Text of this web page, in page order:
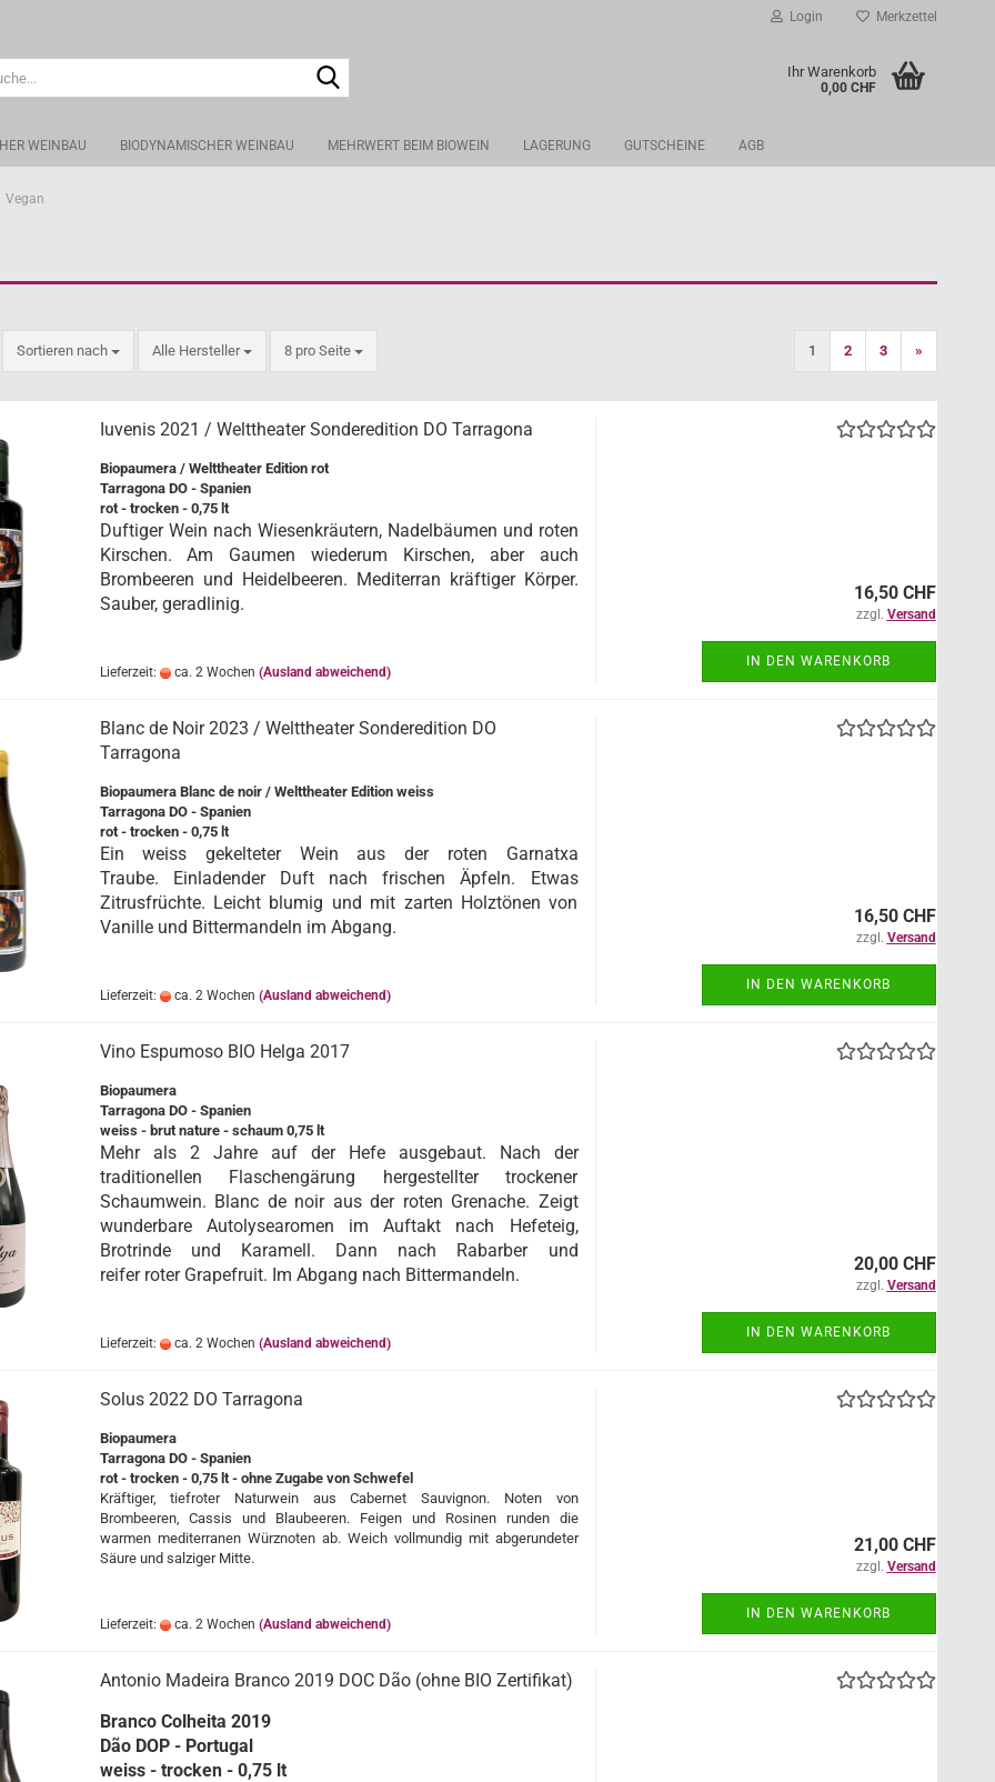
Login Merkzettel
Ihr Warenkorb
0,00 CHF
WEINBAU BIODYNAMISCHER WEINBAU MEHRWERT BEIM BIOWEIN LAGERUNG GUTSCHEINE AGB
Vegan
Sortieren nach
Sortieren nach Alle Hersteller 8 pro Seite
pro Seite 1 2 3 »
Iuvenis 2021 / Welttheater Sonderedition DO Tarragona
Biopaumera / Welttheater Edition rot
Tarragona DO - Spanien
rot - trocken - 0,75 lt
Duftiger Wein nach Wiesenkräutern, Nadelbäumen und roten
Kirschen. Am Gaumen wiederum Kirschen, aber auch
Brombeeren und Heidelbeeren. Mediterran kräftiger Körper.
Sauber, geradlinig.
Lieferzeit: ca. 2 Wochen (Ausland abweichend)
16,50 CHF
zzgl. Versand
IN DEN WARENKORB
Blanc de Noir 2023 / Welttheater Sonderedition DO
Tarragona
Biopaumera Blanc de noir / Welttheater Edition weiss
Tarragona DO - Spanien
rot - trocken - 0,75 lt
Ein weiss gekelteter Wein aus der roten Garnatxa
Traube. Einladender Duft nach frischen Äpfeln. Etwas
Zitrusfrüchte. Leicht blumig und mit zarten Holztönen von
Vanille und Bittermandeln im Abgang.
Lieferzeit: ca. 2 Wochen (Ausland abweichend)
16,50 CHF
zzgl. Versand
IN DEN WARENKORB
Vino Espumoso BIO Helga 2017
Biopaumera
Tarragona DO - Spanien
weiss - brut nature - schaum 0,75 lt
Mehr als 2 Jahre auf der Hefe ausgebaut. Nach der
traditionellen Flaschengärung hergestellter trockener
Schaumwein. Blanc de noir aus der roten Grenache. Zeigt
wunderbare Autolysearomen im Auftakt nach Hefeteig,
Brotrinde und Karamell. Dann nach Rabarber und
reifer roter Grapefruit. Im Abgang nach Bittermandeln.
Lieferzeit: ca. 2 Wochen (Ausland abweichend)
20,00 CHF
zzgl. Versand
IN DEN WARENKORB
Solus 2022 DO Tarragona
Biopaumera
Tarragona DO - Spanien
rot - trocken - 0,75 lt - ohne Zugabe von Schwefel
Kräftiger, tiefroter Naturwein aus Cabernet Sauvignon. Noten von
Brombeeren, Cassis und Blaubeeren. Feigen und Rosinen runden die
warmen mediterranen Würznoten ab. Weich vollmundig mit abgerundeter
Säure und salziger Mitte.
Lieferzeit: ca. 2 Wochen (Ausland abweichend)
21,00 CHF
zzgl. Versand
IN DEN WARENKORB
Antonio Madeira Branco 2019 DOC Dão (ohne BIO Zertifikat)
Branco Colheita 2019
Dão DOP - Portugal
weiss - trocken - 0,75 lt